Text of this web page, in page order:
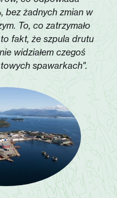
bez żadnych zmian w
To, co zatrzymało
fakt, że szpula drutu
widziałem czegoś
spawarkach".